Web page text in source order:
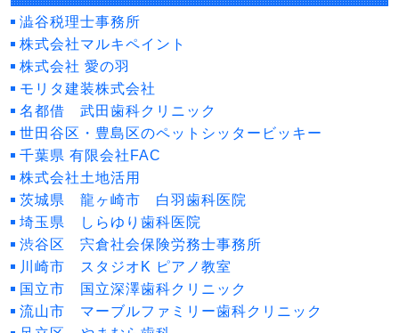
澁谷税理士事務所
株式会社マルキペイント
株式会社 愛の羽
モリタ建装株式会社
名都借 武田歯科クリニック
世田谷区・豊島区のペットシッタービッキー
千葉県 有限会社FAC
株式会社土地活用
茨城県 龍ヶ崎市 白羽歯科医院
埼玉県 しらゆり歯科医院
渋谷区 宍倉社会保険労務士事務所
川崎市 スタジオK ピアノ教室
国立市 国立深澤歯科クリニック
流山市 マーブルファミリー歯科クリニック